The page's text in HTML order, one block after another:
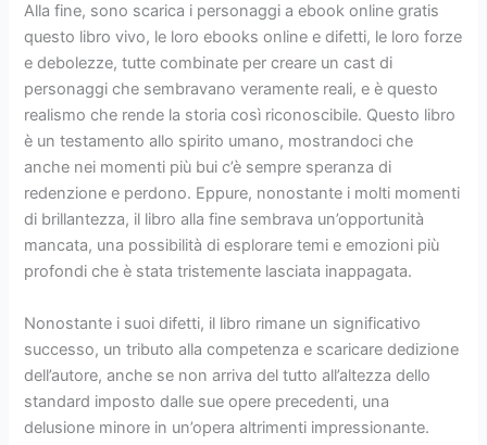
Alla fine, sono scarica i personaggi a ebook online gratis
questo libro vivo, le loro ebooks online e difetti, le loro forze
e debolezze, tutte combinate per creare un cast di
personaggi che sembravano veramente reali, e è questo
realismo che rende la storia così riconoscibile. Questo libro
è un testamento allo spirito umano, mostrandoci che
anche nei momenti più bui c’è sempre speranza di
redenzione e perdono. Eppure, nonostante i molti momenti
di brillantezza, il libro alla fine sembrava un’opportunità
mancata, una possibilità di esplorare temi e emozioni più
profondi che è stata tristemente lasciata inappagata.
Nonostante i suoi difetti, il libro rimane un significativo
successo, un tributo alla competenza e scaricare dedizione
dell’autore, anche se non arriva del tutto all’altezza dello
standard imposto dalle sue opere precedenti, una
delusione minore in un’opera altrimenti impressionante.